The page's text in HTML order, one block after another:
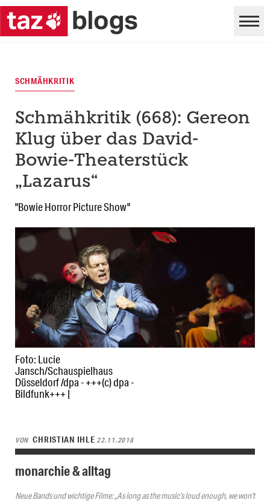
Foto: Lucie
Jansch/Schauspielhaus
Düsseldorf /dpa - +++(c) dpa -
Bildfunk+++ |
SCHMÄHKRITIK
Schmähkritik (668): Gereon
Klug über das David-
Bowie-Theaterstück
„Lazarus“
"Bowie Horror Picture Show"
VON CHRISTIAN IHLE22.11.2018
monarchie & alltag
Neue Bands und wichtige Filme: „As long as the music’s loud enough, we won’t